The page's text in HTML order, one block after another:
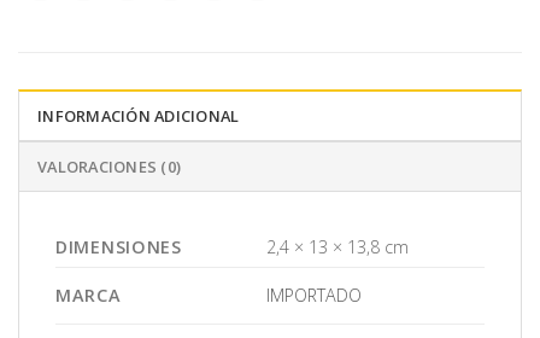
INFORMACIÓN ADICIONAL
VALORACIONES (0)
DIMENSIONES 2,4 × 13 × 13,8 cm
MARCA IMPORTADO